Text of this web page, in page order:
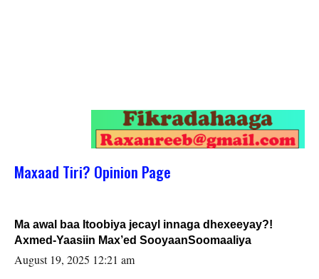
Maxaad Tiri? Opinion Page
Ma awal baa Itoobiya jecayl innaga dhexeeyay?!
Axmed-Yaasiin Max’ed SooyaanSoomaaliya
August 19, 2025 12:21 am